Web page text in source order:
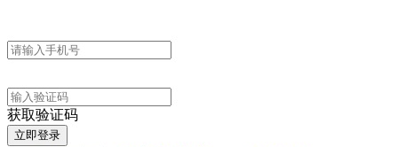
获取验证码
立即登录